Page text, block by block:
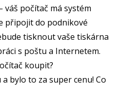
váš počítač má systém
připojit do podnikové
tisknout vaše tiskárna
s poštu a Internetem.
koupit?
bylo to za super cenu! Co